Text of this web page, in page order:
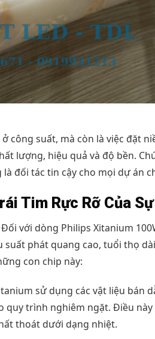
công suất, mà còn là việc đặt
lượng, hiệu quả và độ bền.
đối tác tin cậy cho mọi dự án
Tim Rực Rỡ Của
với dòng Philips Xitanium
phát quang cao, tuổi thọ
con chip này:
sử dụng các vật liệu bán
quy trình nghiêm ngặt. Điều
thoát dưới dạng nhiệt.